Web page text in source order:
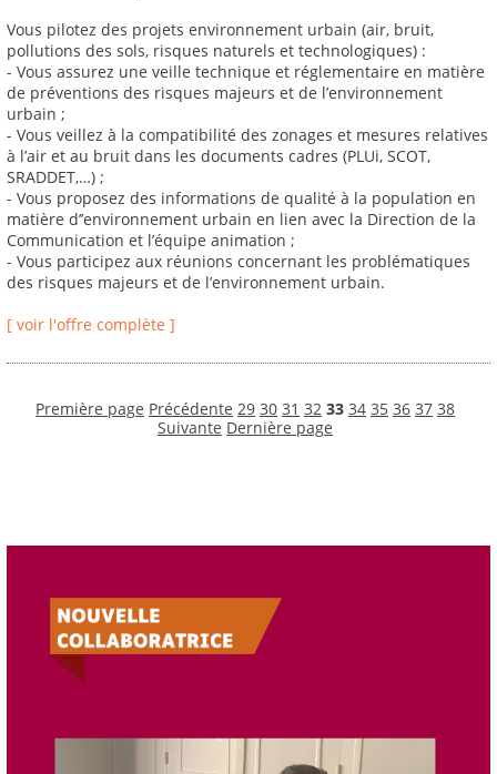
Vous pilotez des projets environnement urbain (air, bruit,
pollutions des sols, risques naturels et technologiques) :
- Vous assurez une veille technique et réglementaire en matière
de préventions des risques majeurs et de l’environnement
urbain ;
- Vous veillez à la compatibilité des zonages et mesures relatives
à l’air et au bruit dans les documents cadres (PLUi, SCOT,
SRADDET,…) ;
- Vous proposez des informations de qualité à la population en
matière d’’environnement urbain en lien avec la Direction de la
Communication et l’équipe animation ;
- Vous participez aux réunions concernant les problématiques
des risques majeurs et de l’environnement urbain.
[ voir l'offre complète ]
Première page Précédente 29 30 31 32 33 34 35 36 37 38
Suivante Dernière page